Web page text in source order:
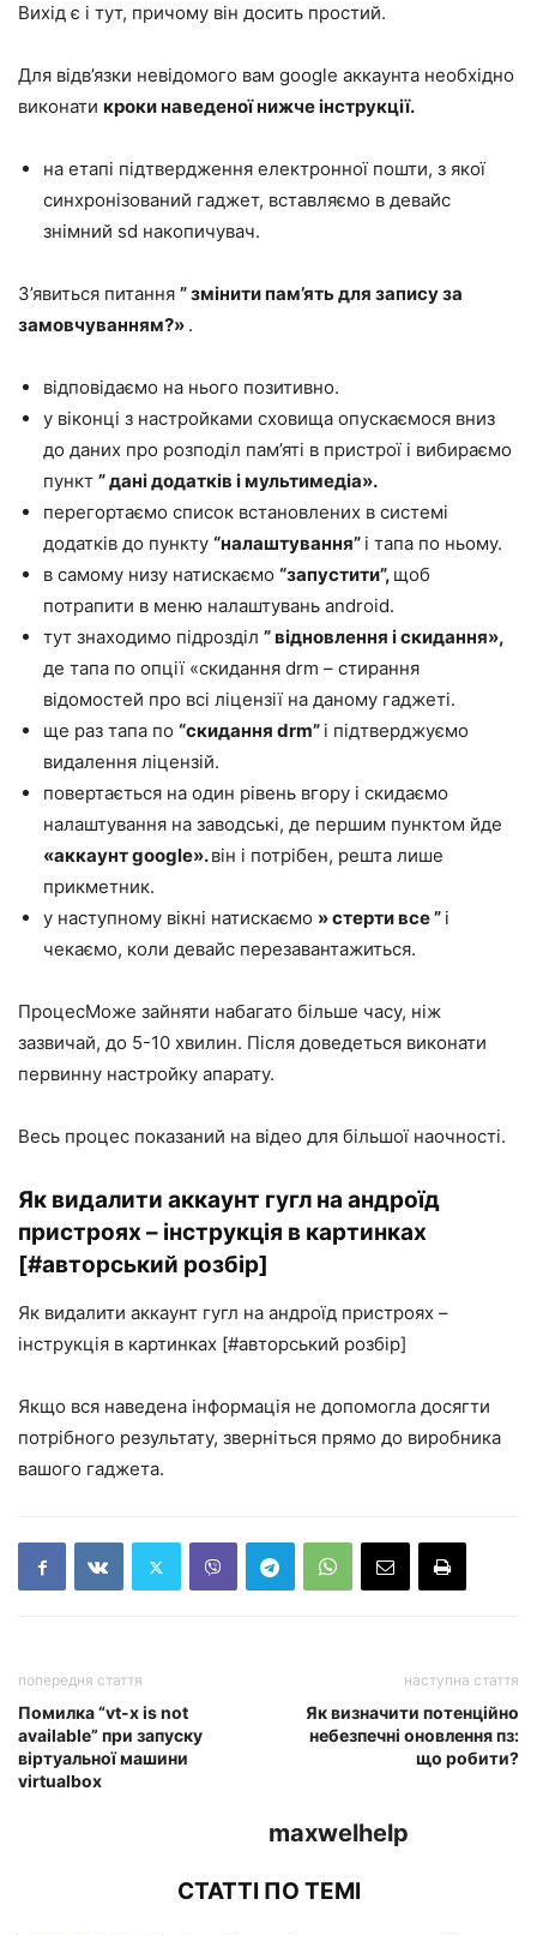
Вихід є і тут, причому він досить простий.
Для відв’язки невідомого вам google аккаунта необхідно
виконати кроки наведеної нижче інструкції.
на етапі підтвердження електронної пошти, з якої
синхронізований гаджет, вставляємо в девайс
знімний sd накопичувач.
З’явиться питання ” змінити пам’ять для запису за
замовчуванням?» .
відповідаємо на нього позитивно.
у віконці з настройками сховища опускаємося вниз
до даних про розподіл пам’яті в пристрої і вибираємо
пункт ” дані додатків імультимедіа».
перегортаємо список встановлених в системі
додатків до пункту “налаштування” і тапа по ньому.
в самому низу натискаємо “запустити”, щоб
потрапити в меню налаштувань android.
тут знаходимо підрозділ ” відновлення іскидання»,
де тапа по опції «скидання drm – стирання
відомостей про всі ліцензії на даному гаджеті.
ще раз тапа по “скидання drm” і підтверджуємо
видалення ліцензій.
повертається на один рівень вгору і скидаємо
налаштування на заводські, де першим пунктом йде
«аккаунт google».він і потрібен, решта лише
прикметник.
у наступному вікні натискаємо » стерти все ” і
чекаємо, коли девайс перезавантажиться.
ПроцесМоже зайняти набагато більше часу, ніж
зазвичай, до 5-10 хвилин. Після доведеться виконати
первинну настройку апарату.
Весь процес показаний на відео для більшої наочності.
Як видалити аккаунт гугл на андроїд
пристроях – інструкція в картинках
[#авторський розбір]
Як видалити аккаунт гугл на андроїд пристроях –
інструкція в картинках [#авторський розбір]
Якщо вся наведена інформація не допомогла досягти
потрібного результату, зверніться прямо до виробника
вашого гаджета.
попередня стаття
Помилка “vt-x is not
available” при запуску
віртуальної машини
virtualbox
наступна стаття
Як визначити потенційно
небезпечні оновлення пз:
що робити?
maxwelhelp
СТАТТІ ПО ТЕМІ